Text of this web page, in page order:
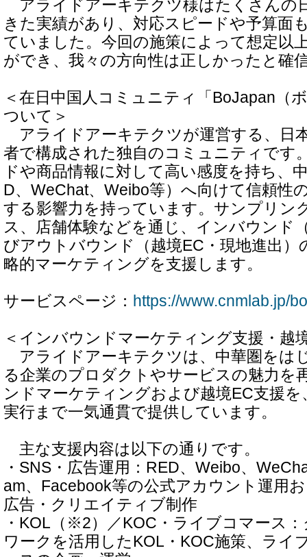
アライドアーキテクツ様はたくさんの
きた実績があり、対応スピードや予算面
ていました。今回の施策によって想定以
ができ、我々の方向性は正しかったと確
＜在日中国人コミュニティ「BoJapan（
ついて＞
アライドアーキテクツが運営する、日
者で構成された独自のコミュニティです
ドや商品情報に対して高い感度を持ち、
D、WeChat、Weibo等）へ向けて信頼性
する影響力を持っています。サンプリン
ス、店舗体験などを通じ、インバウンド
びアウトバウンド（越境EC・現地進出）
略的マーケティングを支援します。
サービスページ： https://www.cnmlab.jp/
＜インバウンドマーケティング支援・越
アライドアーキテクツは、中華圏をは
る企業のプロダクトやサービスの魅力を
ンドマーケティングおよび越境EC支援を
実行まで一気通貫で提供しています。
主な支援内容は以下の通りです。
・SNS・広告運用：RED、Weibo、
am、Facebook等の公式アカウント運用
広告・クリエイティブ制作
・KOL（※2）／KOC・ライブコマース
ワークを活用したKOL・KOC施策、ライ